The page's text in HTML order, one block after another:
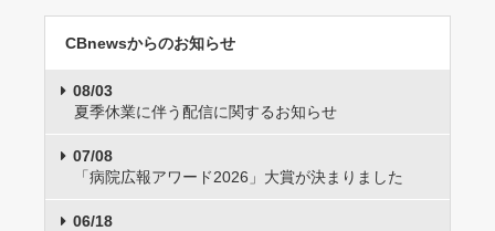
CBnewsからのお知らせ
08/03
夏季休業に伴う配信に関するお知らせ
07/08
「病院広報アワード2026」大賞が決まりました
06/18